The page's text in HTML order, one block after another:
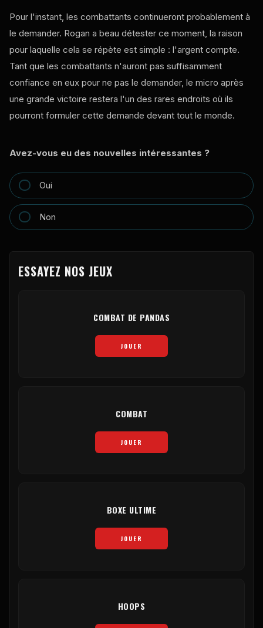
Pour l'instant, les combattants continueront probablement à
le demander. Rogan a beau détester ce moment, la raison
pour laquelle cela se répète est simple : l'argent compte.
Tant que les combattants n'auront pas suffisamment
confiance en eux pour ne pas le demander, le micro après
une grande victoire restera l'un des rares endroits où ils
pourront formuler cette demande devant tout le monde.
Avez-vous eu des nouvelles intéressantes ?
Oui
Non
ESSAYEZ NOS JEUX
COMBAT DE PANDAS
JOUER
COMBAT
JOUER
BOXE ULTIME
JOUER
HOOPS